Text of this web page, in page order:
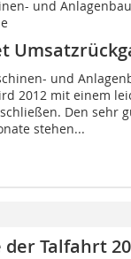
und
und
2012 mit einem
Den sehr
stehen...
der Talfahrt